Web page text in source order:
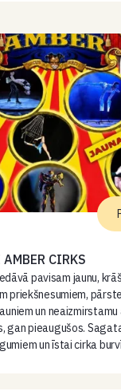
CIRKS
pavisam jaunu,
priekšnesumiem,
un
gan pieaugušos.
un īstai cirka